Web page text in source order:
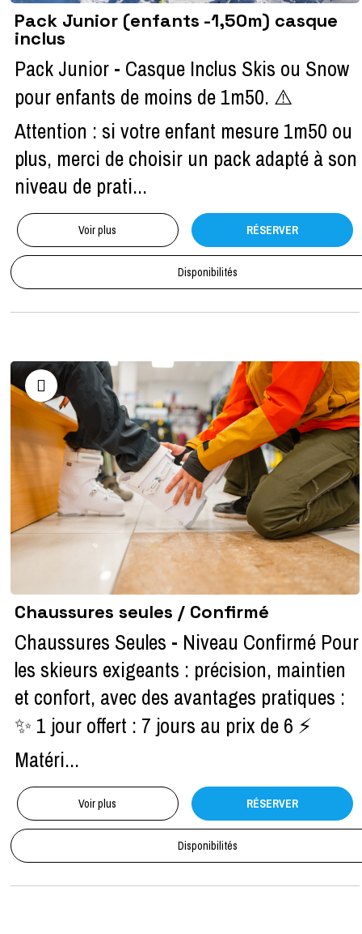
Pack Junior (enfants -1,50m) casque
inclus
Pack Junior - Casque Inclus Skis ou Snow
pour enfants de moins de 1m50. ⚠️
Attention : si votre enfant mesure 1m50 ou
plus, merci de choisir un pack adapté à son
niveau de prati...
Voir plus RÉSERVER
Disponibilités
Chaussures seules / Confirmé
Chaussures Seules - Niveau Confirmé Pour
les skieurs exigeants : précision, maintien
et confort, avec des avantages pratiques :
✨ 1 jour offert : 7 jours au prix de 6 ⚡
Matéri...
Voir plus RÉSERVER
Disponibilités